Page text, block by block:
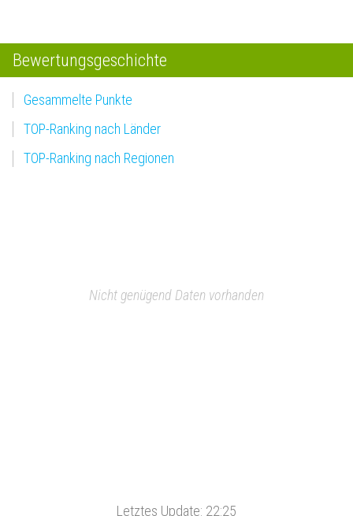
Bewertungsgeschichte
Gesammelte Punkte
TOP-Ranking nach Länder
TOP-Ranking nach Regionen
Nicht genügend Daten vorhanden
Letztes Update: 22:25